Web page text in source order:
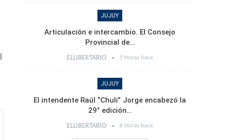
JUJUY
Articulación e intercambio. El Consejo
Provincial de…
ELLIBERTARIO 5 Horas hace
JUJUY
El intendente Raúl “Chuli” Jorge encabezó la
29° edición…
ELLIBERTARIO 8 Horas hace